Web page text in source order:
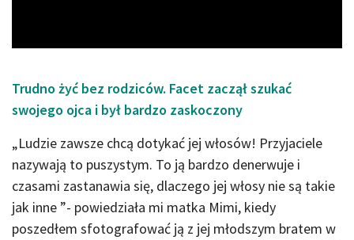
Trudno żyć bez rodziców. Facet zaczął szukać
swojego ojca i był bardzo zaskoczony
„Ludzie zawsze chcą dotykać jej włosów! Przyjaciele
nazywają to puszystym. To ją bardzo denerwuje i
czasami zastanawia się, dlaczego jej włosy nie są takie
jak inne ”- powiedziała mi matka Mimi, kiedy
poszedłem sfotografować ją z jej młodszym bratem w